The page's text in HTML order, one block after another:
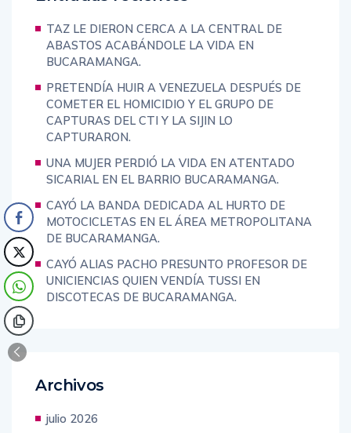
TAZ LE DIERON CERCA A LA CENTRAL DE
ABASTOS ACABÁNDOLE LA VIDA EN
BUCARAMANGA.
PRETENDÍA HUIR A VENEZUELA DESPUÉS DE
COMETER EL HOMICIDIO Y EL GRUPO DE
CAPTURAS DEL CTI Y LA SIJIN LO
CAPTURARON.
UNA MUJER PERDIÓ LA VIDA EN ATENTADO
SICARIAL EN EL BARRIO BUCARAMANGA.
CAYÓ LA BANDA DEDICADA AL HURTO DE
MOTOCICLETAS EN EL ÁREA METROPOLITANA
DE BUCARAMANGA.
CAYÓ ALIAS PACHO PRESUNTO PROFESOR DE
UNICIENCIAS QUIEN VENDÍA TUSSI EN
DISCOTECAS DE BUCARAMANGA.
Archivos
julio 2026